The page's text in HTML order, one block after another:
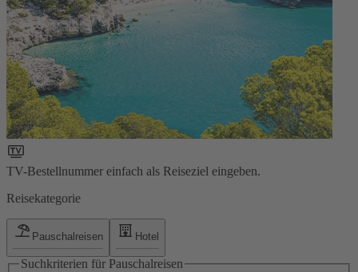
TV-Bestellnummer einfach als Reiseziel eingeben.
Reisekategorie
Pauschalreisen Hotel
Suchkriterien für Pauschalreisen